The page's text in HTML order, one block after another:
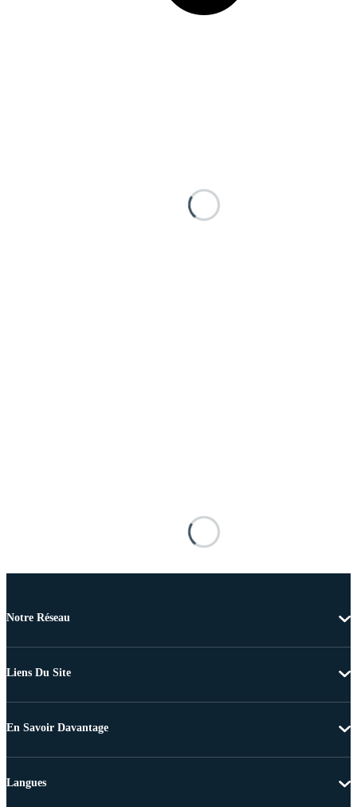
Notre Réseau
Liens Du Site
En Savoir Davantage
Langues